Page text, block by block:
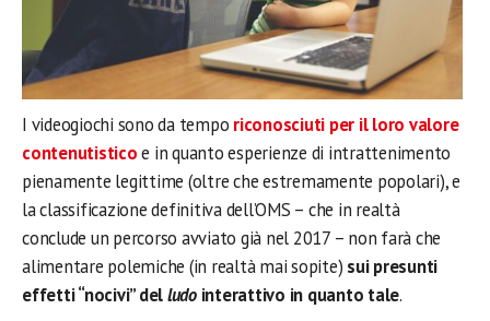
I videogiochi sono da tempo riconosciuti per il loro valore
contenutisticoe in quanto esperienze di intrattenimento
pienamente legittime (oltre che estremamente popolari), e
la classificazione definitiva dell’OMS – che in realtà
conclude un percorso avviato già nel 2017 – non farà che
alimentare polemiche (in realtà mai sopite) sui presunti
effetti “nocivi” delludointerattivo in quanto tale.